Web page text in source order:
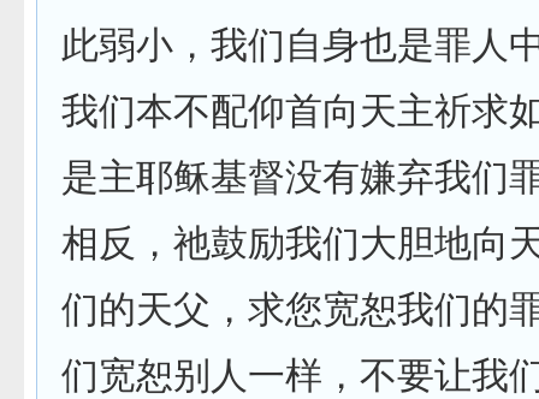
此弱小，我们自身也是罪人
我们本不配仰首向天主祈求
是主耶稣基督没有嫌弃我们
相反，祂鼓励我们大胆地向
们的天父，求您宽恕我们的
们宽恕别人一样，不要让我